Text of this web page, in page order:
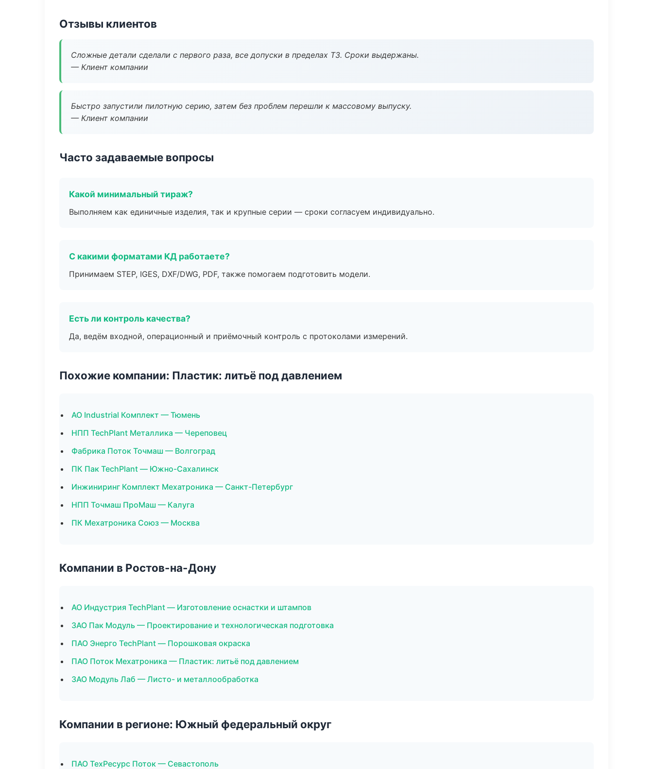
Отзывы клиентов
Сложные детали сделали с первого раза, все допуски в пределах ТЗ. Сроки выдержаны.
— Клиент компании
Быстро запустили пилотную серию, затем без проблем перешли к массовому выпуску.
— Клиент компании
Часто задаваемые вопросы
Какой минимальный тираж?
Выполняем как единичные изделия, так и крупные серии — сроки согласуем индивидуально.
С какими форматами КД работаете?
Принимаем STEP, IGES, DXF/DWG, PDF, также помогаем подготовить модели.
Есть ли контроль качества?
Да, ведём входной, операционный и приёмочный контроль с протоколами измерений.
Похожие компании: Пластик: литьё под давлением
АО Industrial Комплект — Тюмень
НПП TechPlant Металлика — Череповец
Фабрика Поток Точмаш — Волгоград
ПК Пак TechPlant — Южно-Сахалинск
Инжиниринг Комплект Мехатроника — Санкт-Петербург
НПП Точмаш ПроМаш — Калуга
ПК Мехатроника Союз — Москва
Компании в Ростов-на-Дону
АО Индустрия TechPlant — Изготовление оснастки и штампов
ЗАО Пак Модуль — Проектирование и технологическая подготовка
ПАО Энерго TechPlant — Порошковая окраска
ПАО Поток Мехатроника — Пластик: литьё под давлением
ЗАО Модуль Лаб — Листо- и металлообработка
Компании в регионе: Южный федеральный округ
ПАО ТехРесурс Поток — Севастополь